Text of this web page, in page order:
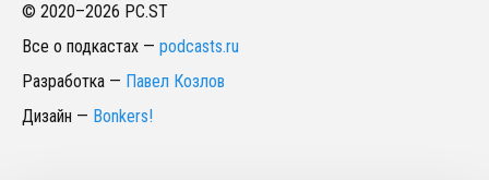
© 2020–2026 PC.ST
Все о подкастах — podcasts.ru
Разработка — Павел Козлов
Дизайн — Bonkers!